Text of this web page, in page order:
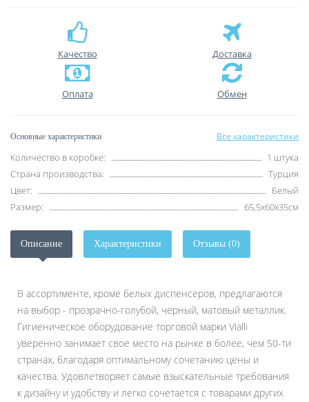
Качество Доставка
Оплата Обмен
Основные характеристики Все характеристики
Количество в коробке:
1 штука
Страна производства:
Турция
Цвет:
Белый
Размер:
65,5х60х35см
Описание Характеристики Отзывы (0)
В ассортименте, кроме белых диспенсеров, предлагаются
на выбор - прозрачно-голубой, черный, матовый металлик.
Гигиеническое оборудование торговой марки Vialli
уверенно занимает свое место на рынке в более, чем 50-ти
странах, благодаря оптимальному сочетанию цены и
качества. Удовлетворяет самые взыскательные требования
к дизайну и удобству и легко сочетается с товарами других